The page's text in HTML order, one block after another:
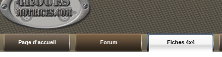
Page d'accueil Forum Fiches 4x4